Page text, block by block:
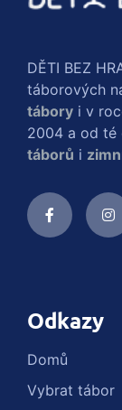
DĚTI BEZ
táborových
tábory i v
2004 a od té
táborů i
Odkazy
Domů
Vybrat tábor